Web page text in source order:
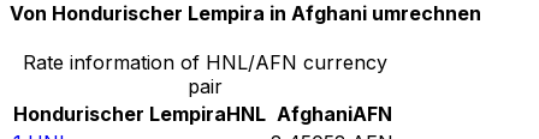
Von Hondurischer Lempira in Afghani umrechnen
Rate information of HNL/AFN currency
pair
Hondurischer LempiraHNL AfghaniAFN